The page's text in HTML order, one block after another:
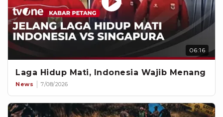
06:16
Laga Hidup Mati, Indonesia Wajib Menang
News 7/08/2026